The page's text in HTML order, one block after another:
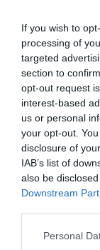
If you wish to
processing of
targeted
section to
opt-out request
interest-based
us or personal
your opt-out.
disclosure of
IAB’s list of
also be
Downstream
Personal